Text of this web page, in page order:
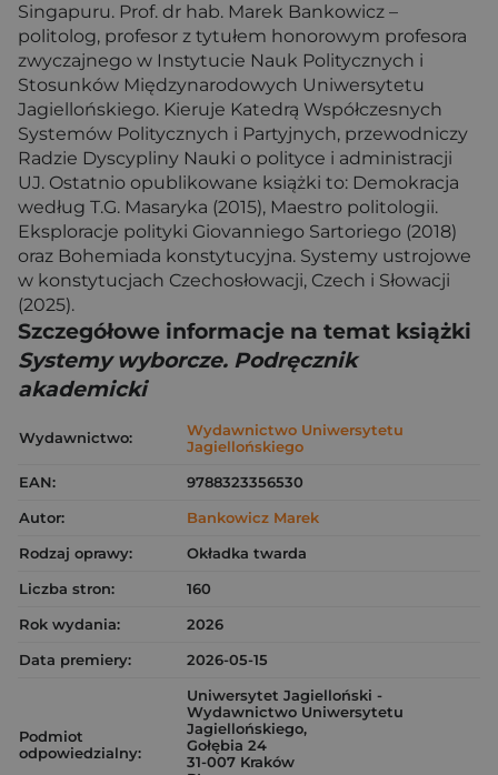
Singapuru. Prof. dr hab. Marek Bankowicz –
politolog, profesor z tytułem honorowym profesora
zwyczajnego w Instytucie Nauk Politycznych i
Stosunków Międzynarodowych Uniwersytetu
Jagiellońskiego. Kieruje Katedrą Współczesnych
Systemów Politycznych i Partyjnych, przewodniczy
Radzie Dyscypliny Nauki o polityce i administracji
UJ. Ostatnio opublikowane książki to: Demokracja
według T.G. Masaryka (2015), Maestro politologii.
Eksploracje polityki Giovanniego Sartoriego (2018)
oraz Bohemiada konstytucyjna. Systemy ustrojowe
w konstytucjach Czechosłowacji, Czech i Słowacji
(2025).
Szczegółowe informacje na temat książki
Systemy wyborcze. Podręcznik
akademicki
Wydawnictwo:
Wydawnictwo Uniwersytetu
Jagiellońskiego
EAN:
9788323356530
Autor:
Bankowicz Marek
Rodzaj oprawy:
Okładka twarda
Liczba stron:
160
Rok wydania:
2026
Data premiery:
2026-05-15
Podmiot
odpowiedzialny:
Uniwersytet Jagielloński -
Wydawnictwo Uniwersytetu
Jagiellońskiego,
Gołębia 24
31-007 Kraków